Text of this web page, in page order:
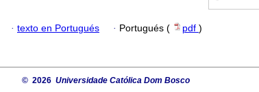
· texto en Portugués · Portugués ( pdf )
© 2026 Universidade Católica Dom Bosco